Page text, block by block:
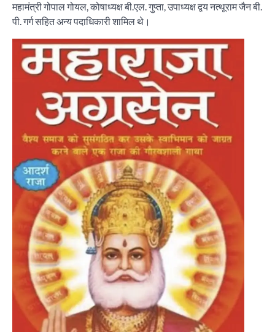
महामंत्री गोपाल गोयल, कोषाध्यक्ष बी.एल. गुप्ता, उपाध्यक्ष द्वय नत्थूराम जैन बी.
पी. गर्ग सहित अन्य पदाधिकारी शामिल थे।